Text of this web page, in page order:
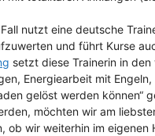
nutzt eine deutsche
und führt Kurse
setzt diese Trainerin in den
Energiearbeit mit
gelöst werden können“
möchten wir am
ob wir weiterhin im